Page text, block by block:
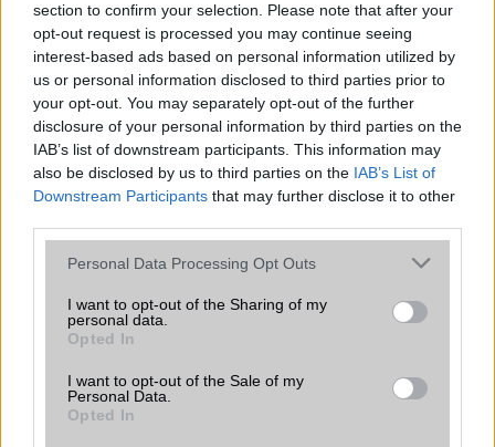
section to confirm your selection. Please note that after your
opt-out request is processed you may continue seeing
interest-based ads based on personal information utilized by
us or personal information disclosed to third parties prior to
your opt-out. You may separately opt-out of the further
disclosure of your personal information by third parties on the
IAB’s list of downstream participants. This information may
also be disclosed by us to third parties on the IAB’s List of
Downstream Participants that may further disclose it to other
Please note that this website/app uses one or more Google
not limited to your visit or usage behaviour. You may click to
grant or deny consent to Google and its third-party tags to
use your data for below specified purposes in below Google
consent section.
Personal Data Processing Opt Outs
I want to opt-out of the Sharing of my
personal data.
Opted In
I want to opt-out of the Sale of my
Personal Data.
Opted In
SNS integráció alap szolgáltatás
Organizer alap szolgáltatás
T9 szótár alkalmazás független szótár
Office alkalmazások alap szolgáltatás
Iránytũ ecompass
Nincs
EGYÉB
Vibra jelzés alap szolgáltatás
SIM típus
SIM-ek száma 2
Flight mode